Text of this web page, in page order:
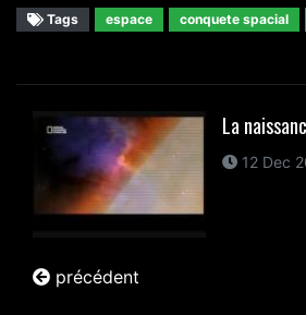
Tags espace conquete spacial
La
12 Dec
précédent